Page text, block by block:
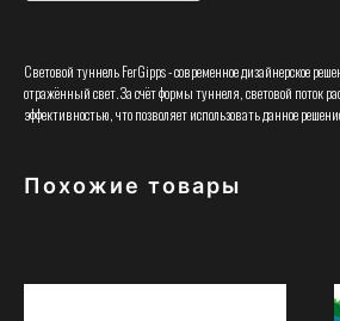
Световой туннель FerGipps - современное дизайнерское
отражённый свет. За счёт формы туннеля, световой поток
эффективностью, что позволяет использовать данное
Похожие товары